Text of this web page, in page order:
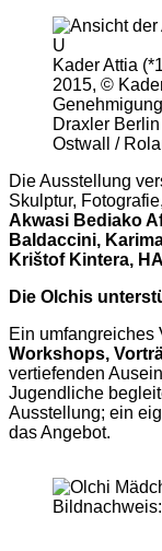
Kader Attia
2015, ©
Draxler
Ostwall /
Die Ausstellung
Skulptur,
Akwasi Bediako
Baldaccini,
Krištof Kintera,
Die Olchis
Ein umfangreiches
Workshops,
vertiefenden
Jugendliche
Ausstellung; ein
das Angebot.